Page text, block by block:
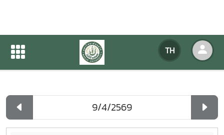
TH
ปฏิทินกิจกรรมของหน่วยงาน
ปฏิทินกิจกรรมของหน่วยงาน